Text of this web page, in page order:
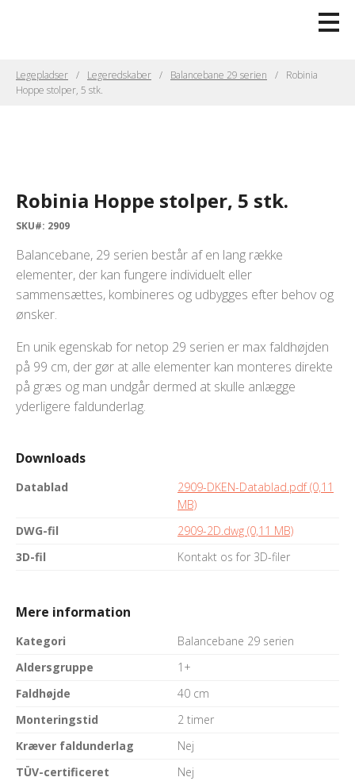
Legepladser Legeredskaber Balancebane 29 serien
Robinia
Hoppe stolper, 5 stk.
Robinia Hoppe stolper, 5 stk.
SKU#: 2909
Balancebane, 29 serien består af en lang række
elementer, der kan fungere individuelt eller
sammensættes, kombineres og udbygges efter behov og
ønsker.
En unik egenskab for netop 29 serien er max faldhøjden
på 99 cm, der gør at alle elementer kan monteres direkte
på græs og man undgår dermed at skulle anlægge
yderligere faldunderlag.
Downloads
Datablad
2909-DKEN-Datablad.pdf (0,11
MB)
DWG-fil
2909-2D.dwg (0,11 MB)
3D-fil
Kontakt os for 3D-filer
Mere information
Kategori
Balancebane 29 serien
Aldersgruppe
1+
Faldhøjde
40 cm
Monteringstid
2 timer
Kræver faldunderlag
Nej
TÜV-certificeret
Nej